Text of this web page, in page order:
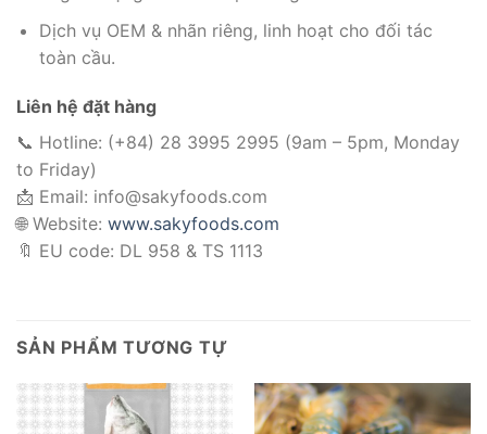
Dịch vụ OEM & nhãn riêng, linh hoạt cho đối tác
toàn cầu.
Liên hệ đặt hàng
📞 Hotline: (+84) 28 3995 2995 (9am – 5pm, Monday
to Friday)
📩 Email: info@sakyfoods.com
🌐 Website: www.sakyfoods.com
🔖 EU code: DL 958 & TS 1113
SẢN PHẨM TƯƠNG TỰ